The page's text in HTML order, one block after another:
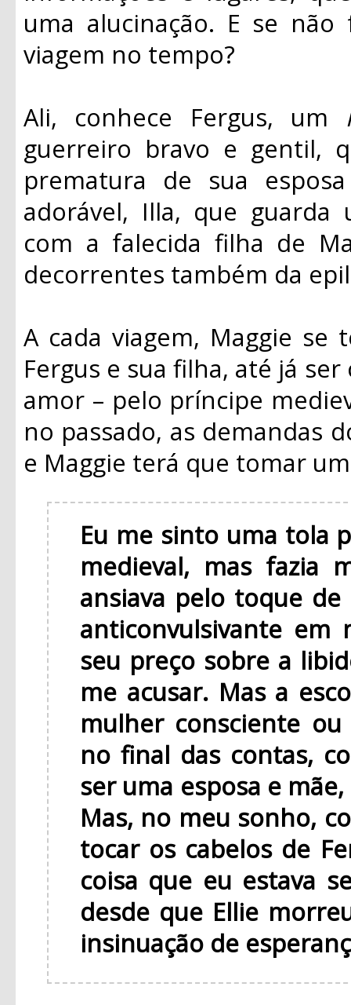
uma alucinação. E se
viagem no tempo?
Ali, conhece Fergus, um
guerreiro bravo e gentil,
prematura de sua
adorável, Illa, que guarda
com a falecida filha de
decorrentes também da
A cada viagem, Maggie
Fergus e sua filha, até já
amor – pelo príncipe
no passado, as demandas
e Maggie terá que tomar
Eu me sinto uma tola
medieval, mas fazia
ansiava pelo toque
anticonvulsivante em
seu preço sobre a
me acusar. Mas a
mulher consciente
no final das contas,
ser uma esposa e
Mas, no meu sonho,
tocar os cabelos de
coisa que eu estava
desde que Ellie
insinuação de